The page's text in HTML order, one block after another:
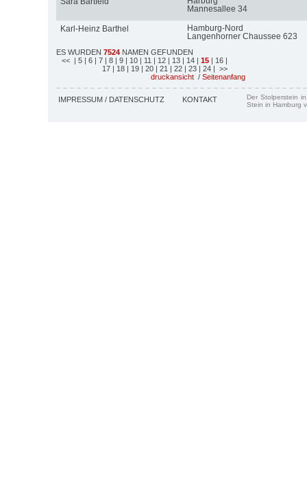
Mannesallee 34
Karl-Heinz Barthel
Hamburg-Nord
Langenhorner Chaussee 623
ES WURDEN 7524 NAMEN GEFUNDEN
<< | 5 | 6 | 7 | 8 | 9 | 10 | 11 | 12 | 13 | 14 | 15 | 16 |
17 | 18 | 19 | 20 | 21 | 22 | 23 | 24 | >>
druckansicht / Seitenanfang
IMPRESSUM / DATENSCHUTZ KONTAKT
Der Stolperstein
Stein in Hamburg